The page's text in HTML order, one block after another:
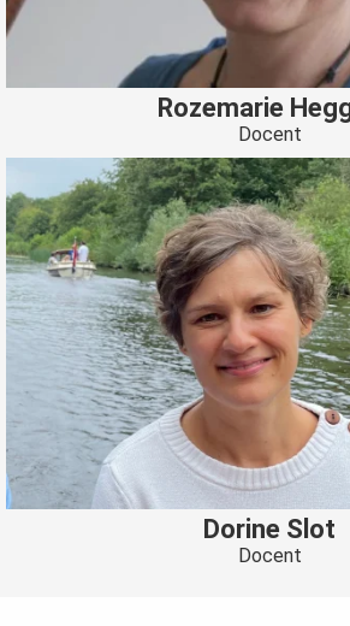
Rozemarie
Docent
Dorine Slot
Docent